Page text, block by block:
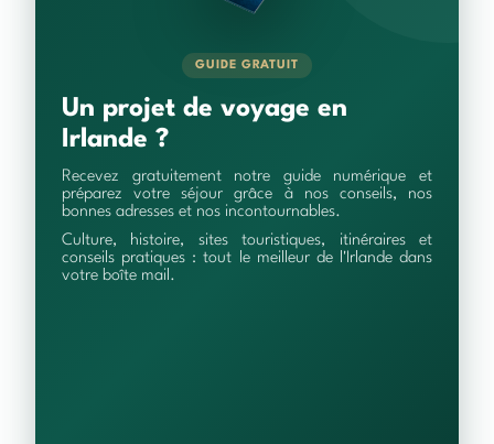
GUIDE GRATUIT
Un projet de voyage en
Irlande ?
Recevez gratuitement notre guide numérique et
préparez votre séjour grâce à nos conseils, nos
bonnes adresses et nos incontournables.
Culture, histoire, sites touristiques, itinéraires et
conseils pratiques : tout le meilleur de l'Irlande dans
votre boîte mail.